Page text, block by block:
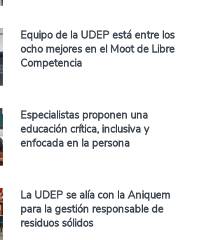
Equipo de la UDEP está entre los
ocho mejores en el Moot de Libre
Competencia
Especialistas proponen una
educación crítica, inclusiva y
enfocada en la persona
La UDEP se alía con la Aniquem
para la gestión responsable de
residuos sólidos